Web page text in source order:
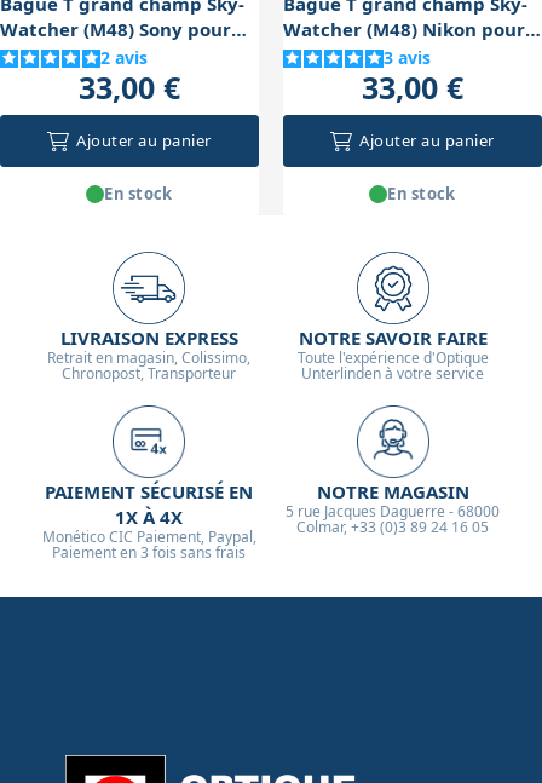
Watcher (M48) Sony pour
réducteur 0.85x
2 avis
33,00 €
Ajouter au panier
En stock
Watcher (M48) Nikon pour
réducteur 0.85x
3 avis
33,00 €
Ajouter au panier
En stock
LIVRAISON EXPRESS
Retrait en magasin, Colissimo,
Chronopost, Transporteur
NOTRE SAVOIR FAIRE
Toute l'expérience d'Optique
Unterlinden à votre service
PAIEMENT SÉCURISÉ EN
1X À 4X
Monético CIC Paiement, Paypal,
Paiement en 3 fois sans frais
NOTRE MAGASIN
5 rue Jacques Daguerre - 68000
Colmar, +33 (0)3 89 24 16 05